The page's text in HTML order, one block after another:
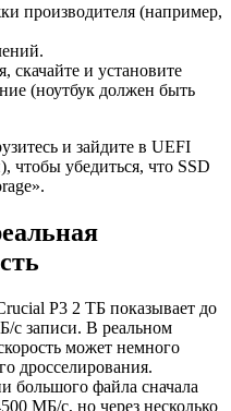
производителя (например,
скачайте и установите
(ноутбук должен быть
и зайдите в UEFI
убедиться, что SSD
P3 2 ТБ показывает до
с записи. В реальном
может немного
дросселирования.
большого файла сначала
МБ/с, но через несколько